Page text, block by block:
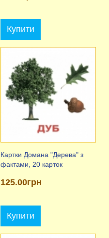
Купити
Картки Домана "Дерева" з
фактами, 20 карток
125.00грн
Купити